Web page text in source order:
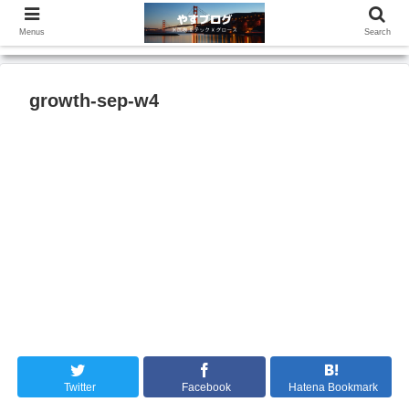
growth-sep-w4
Twitter Facebook Hatena Bookmark
Menus Search